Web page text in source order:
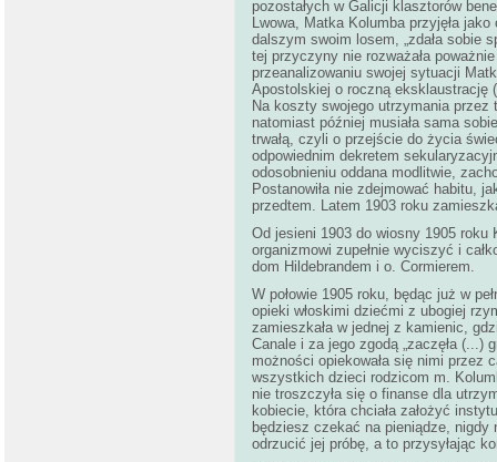
pozostałych w Galicji klasztorów
Lwowa, Matka Kolumba przyjęła
dalszym swoim losem, „zdała sobie
tej przyczyny nie rozważała
przeanalizowaniu swojej sytuacji
Apostolskiej o roczną eksklaustrację
Na koszty swojego utrzymania przez
natomiast później musiała sama
trwałą, czyli o przejście do życia
odpowiednim dekretem
odosobnieniu oddana modlitwie,
Postanowiła nie zdejmować habitu,
przedtem. Latem 1903 roku
Od jesieni 1903 do wiosny 1905 roku
organizmowi zupełnie wyciszyć i
dom Hildebrandem i o. Cormierem.
W połowie 1905 roku, będąc już w
opieki włoskimi dziećmi z ubogiej
zamieszkała w jednej z kamienic,
Canale i za jego zgodą „zaczęła
możności opiekowała się nimi przez
wszystkich dzieci rodzicom m.
nie troszczyła się o finanse dla
kobiecie, która chciała założyć
będziesz czekać na pieniądze, nigdy
odrzucić jej próbę, a to przysyłając